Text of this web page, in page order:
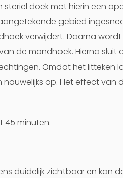
doek met hierin een
gebied
verwijdert. Daarna
de mondhoek. Hierna sluit
Omdat het litteken
op. Het effect van
45 minuten.
duidelijk zichtbaar en kan